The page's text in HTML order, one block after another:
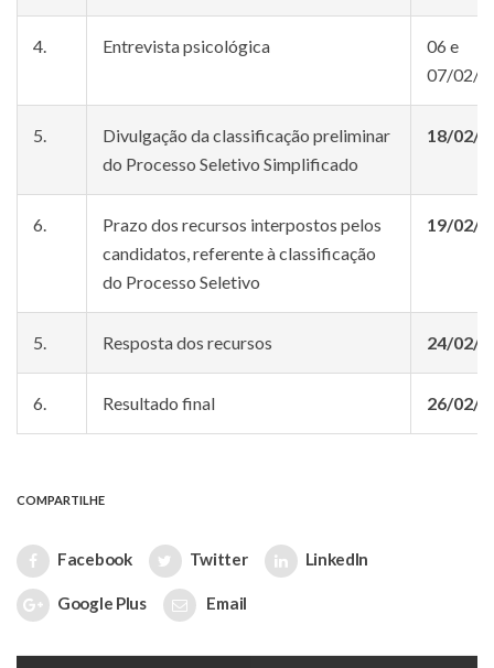
4. Entrevista psicológica
06 e
07/02/
5.
Divulgação da classificação preliminar
do Processo Seletivo Simplificado
18/02/
6.
Prazo dos recursos interpostos pelos
candidatos, referente à classificação
do Processo Seletivo
19/02/
5. Resposta dos recursos 24/02/
6. Resultado final 26/02/
COMPARTILHE
Facebook Twitter LinkedIn
Google Plus Email